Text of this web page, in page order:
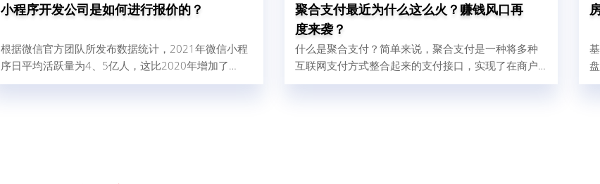
小程序开发公司是如何进行报价的？
根据微信官方团队所发布数据统计，2021年微信小程
序日平均活跃量为4、5亿人，这比2020年增加了
32%，由此可以得出结论，小程序现在使用人群广，
聚合支付最近为什么这么火？赚钱风口再
度来袭？
什么是聚合支付？简单来说，聚合支付是一种将多种
互联网支付方式整合起来的支付接口，实现了在商户
的收银台将各式各样的二维码集中在一起，将支付